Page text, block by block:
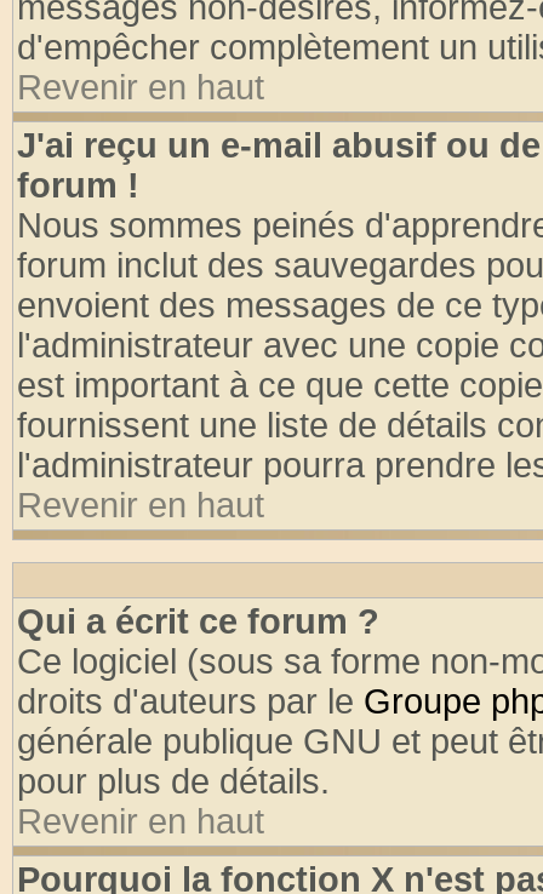
d'empêcher complètement un
Revenir en haut
J'ai reçu un e-mail abusif ou
forum !
Nous sommes peinés
forum inclut des sauvegardes
envoient des messages de ce
l'administrateur avec une copie
est important à ce que cette
fournissent une liste de détails
l'administrateur pourra prendre
Revenir en haut
Qui a écrit ce forum ?
Ce logiciel (sous sa forme non-
droits d'auteurs par le Groupe
générale publique GNU et peut
pour plus de détails.
Revenir en haut
Pourquoi la fonction X n'est